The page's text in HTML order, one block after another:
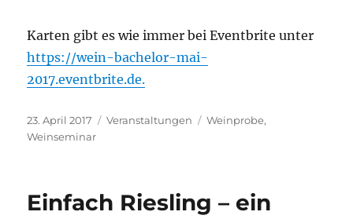
Karten gibt es wie immer bei Eventbrite unter
https://wein-bachelor-mai-
2017.eventbrite.de.
Veröffentlicht
am
23. April 2017 Kategorien
Veranstaltungen Schlagwörter
Weinprobe,
Weinseminar
Einfach Riesling – ein